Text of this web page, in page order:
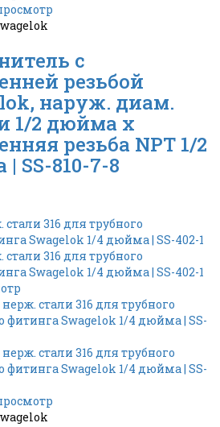
с
резьбой
наруж. диам.
1/2 дюйма x
резьба NPT 1/2
SS-810-7-8